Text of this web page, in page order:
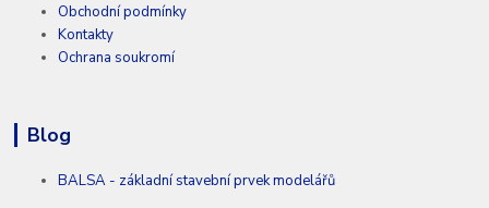
Obchodní podmínky
Kontakty
Ochrana soukromí
Blog
BALSA - základní stavební prvek modelářů